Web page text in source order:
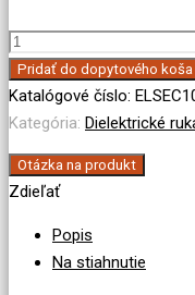
množstvo
Dielektrické
rukavice
Elsec
500V
Pridať do dopytového koša
Katalógové číslo:
Kategória: Dielektrické
Otázka na produkt
Zdieľať
Popis
Na stiahnutie